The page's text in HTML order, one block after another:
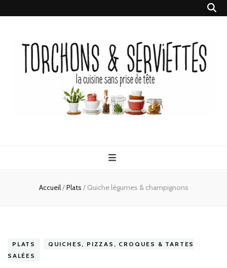
Serviettes
Accueil/Plats / Quiche légumes & champignons
PLATS
QUICHES, PIZZAS, CROQUES & TARTES
SALÉES